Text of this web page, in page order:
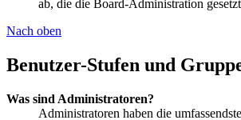
ab, die die Board-Administration
Nach oben
Benutzer-Stufen und
Was sind Administratoren?
Administratoren haben die